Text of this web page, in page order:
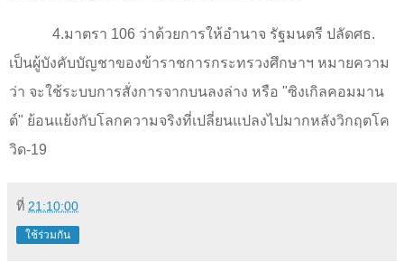
4.มาตรา 106 ว่าด้วยการให้อำนาจ รัฐมนตรี ปลัดศธ.
เป็นผู้บังคับบัญชาของข้าราชการกระทรวงศึกษาฯ หมายความ
ว่า จะใช้ระบบการสั่งการจากบนลงล่าง หรือ "ซิงเกิลคอมมาน
ต์" ย้อนแย้งกับโลกความจริงที่เปลี่ยนแปลงไปมากหลังวิกฤตโค
วิด-19
ที่ 21:10:00
ใช้ร่วมกัน